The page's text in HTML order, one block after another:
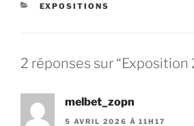
CATÉGORIES
EXPOSITIONS
2 réponses sur “Exposition
melbet_zopn
5 AVRIL 2026 À 11H17